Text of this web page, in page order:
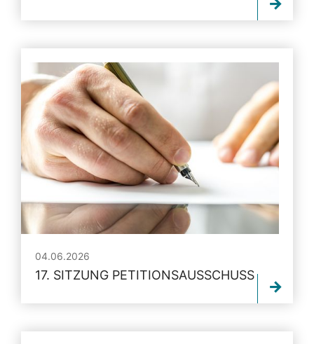
04.06.2026
17. SITZUNG PETITIONSAUSSCHUSS